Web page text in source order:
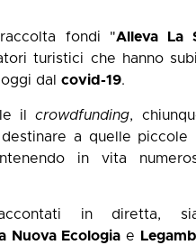
fondi "Alleva La
turistici che hanno
oggi dalcovid-19.
ilcrowdfunding,
a quelle piccole
in vita
in diretta,
Nuova Ecologiae